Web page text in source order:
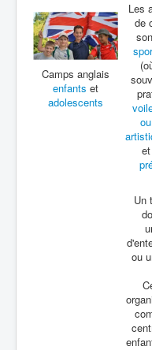
Les
de
Un
ou
Camps anglais
enfants et
adolescents